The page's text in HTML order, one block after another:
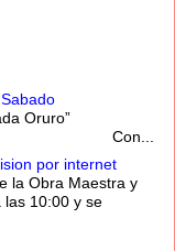
Oruro”
Incas” Con...
por internet
la Obra Maestra y
las 10:00 y se